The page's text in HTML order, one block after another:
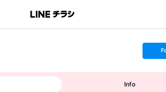
s
t
o
Info